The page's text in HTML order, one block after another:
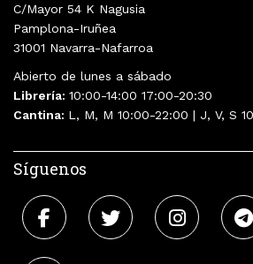
C/Mayor 54 K Nagusia
Pamplona-Iruñea
31001 Navarra-Nafarroa
Abierto de lunes a sábado
Librería: 10:00-14:00 17:00-20:30
Cantina: L, M, M 10:00-22:00 | J, V, S
Síguenos